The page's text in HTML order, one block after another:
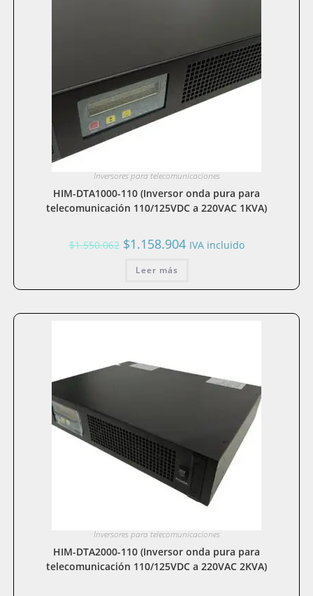
Inversores para telecomunicaciones
HIM-DTA1000-110 (Inversor onda pura para
telecomunicación 110/125VDC a 220VAC 1KVA)
$1.550.062 El
precio
era:
$1.158.904 El
precio
IVA incluido
Leer más
Inversores para telecomunicaciones
HIM-DTA2000-110 (Inversor onda pura para
telecomunicación 110/125VDC a 220VAC 2KVA)